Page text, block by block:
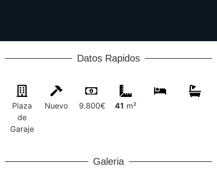
Datos Rapidos
Plaza
de
Garaje
Nuevo 9.800€ 41 m²
Galeria